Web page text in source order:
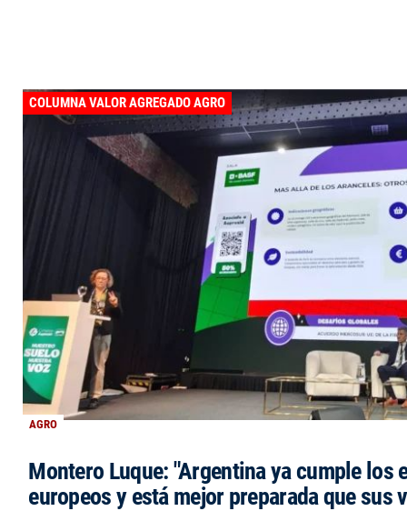
AGRO
COLUMNA VALOR AGREGADO AGRO
Montero Luque: "Argentina ya cumple los
europeos y está mejor preparada que sus